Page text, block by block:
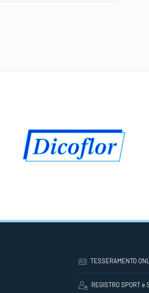
TESSERAMENTO
REGISTRO SPORT e